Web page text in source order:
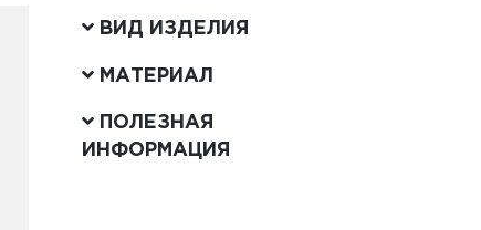
ВИД ИЗДЕЛИЯ
МАТЕРИАЛ
ПОЛЕЗНАЯ
ИНФОРМАЦИЯ